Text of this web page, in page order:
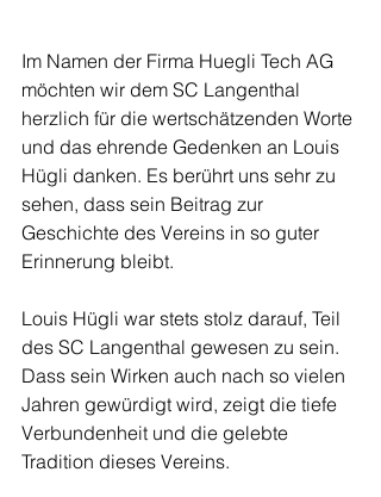
Im Namen der Firma Huegli Tech AG
möchten wir dem SC Langenthal
herzlich für die wertschätzenden Worte
und das ehrende Gedenken an Louis
Hügli danken. Es berührt uns sehr zu
sehen, dass sein Beitrag zur
Geschichte des Vereins in so guter
Erinnerung bleibt.
Louis Hügli war stets stolz darauf, Teil
des SC Langenthal gewesen zu sein.
Dass sein Wirken auch nach so vielen
Jahren gewürdigt wird, zeigt die tiefe
Verbundenheit und die gelebte
Tradition dieses Vereins.